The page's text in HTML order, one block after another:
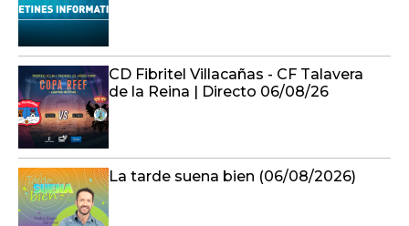
CD Fibritel Villacañas - CF Talavera
de la Reina | Directo 06/08/26
La tarde suena bien (06/08/2026)